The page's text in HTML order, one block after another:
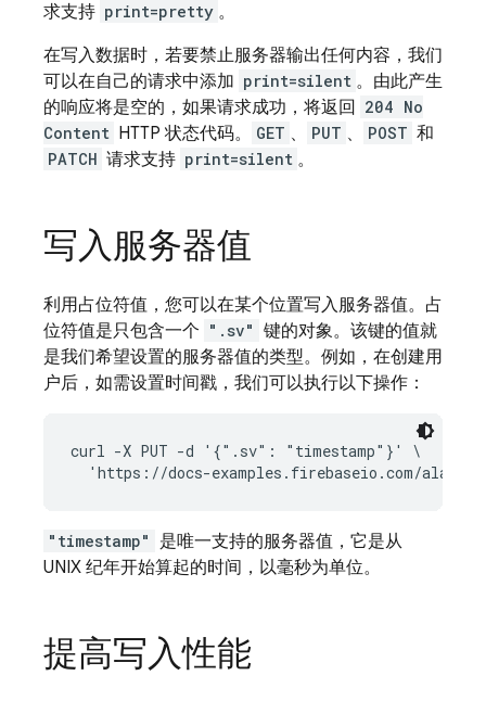
求支持 print=pretty 。
在写入数据时，若要禁止服务器输出任何内容，我们
可以在自己的请求中添加 print=silent 。由此产生
的响应将是空的，如果请求成功，将返回
204 No
Content HTTP 状态代码。 GET 、 PUT 、 POST 和
PATCH 请求支持 print=silent 。
写入服务器值
利用占位符值，您可以在某个位置写入服务器值。占
位符值是只包含一个 ".sv" 键的对象。该键的值就
是我们希望设置的服务器值的类型。例如，在创建用
户后，如需设置时间戳，我们可以执行以下操作：
curl -X PUT -d '{".sv": "timestamp"}' \
"timestamp"
是唯一支持的服务器值，它是从
UNIX 纪年开始算起的时间，以毫秒为单位。
提高写入性能